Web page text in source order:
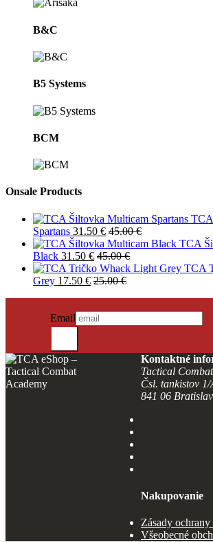
B&C
B5 Systems
BCM
Onsale Products
Spartans 31.50 € 45.00€
TCA
Black 31.50 € 45.00€
TCA
Grey 17.50 € 25.00€
Novinky?
Email
Kontaktné
Tactical
Čsl. tankistov 1/
841 06
Nakupovanie
Zásady
Všeobecné